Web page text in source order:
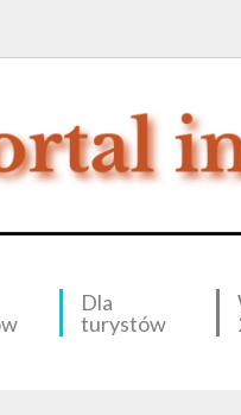
Dla
turystów